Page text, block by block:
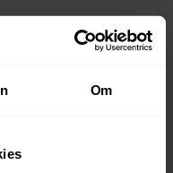
Om
så har
är spärrad.